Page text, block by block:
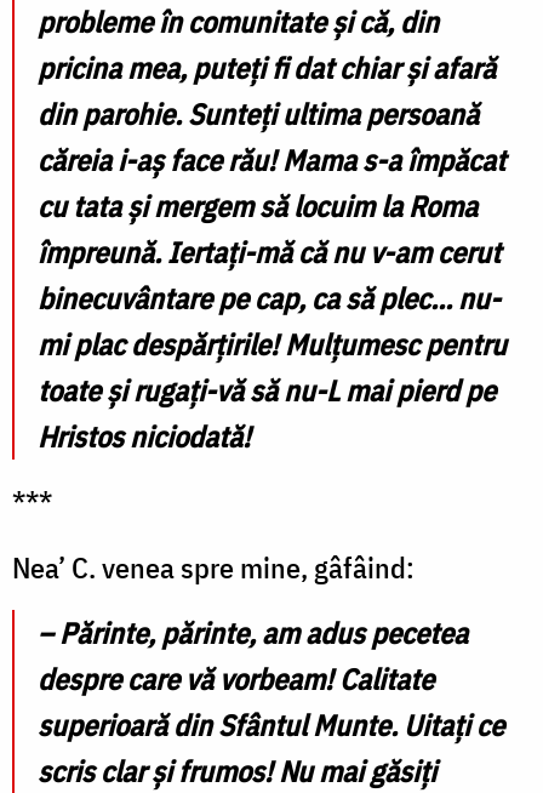
probleme în comunitate și că, din
pricina mea, puteți fi dat chiar și afară
din parohie. Sunteți ultima persoană
căreia i-aș face rău! Mama s-a împăcat
cu tata și mergem să locuim la Roma
împreună. Iertați-mă că nu v-am cerut
binecuvântare pe cap, ca să plec... nu-
mi plac despărțirile! Mulțumesc pentru
toate și rugați-vă să nu-L mai pierd pe
Hristos niciodată!
***
Nea’ C. venea spre mine, gâfâind:
–Părinte, părinte, am adus pecetea
despre care vă vorbeam! Calitate
superioară din Sfântul Munte. Uitați ce
scris clar și frumos! Nu mai găsiți